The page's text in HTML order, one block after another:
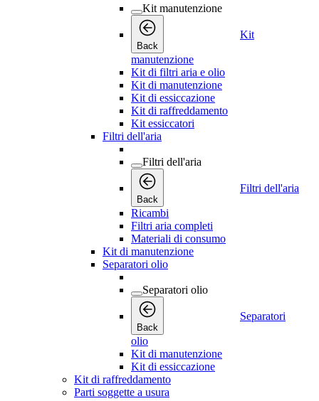
Kit manutenzione
Back
Kit
manutenzione
Kit di filtri aria e olio
Kit di manutenzione
Kit di essiccazione
Kit di raffreddamento
Kit essiccatori
Filtri dell'aria
Filtri dell'aria
Back
Filtri dell'aria
Ricambi
Filtri aria completi
Materiali di consumo
Kit di manutenzione
Separatori olio
Separatori olio
Back
Separatori
olio
Kit di manutenzione
Kit di essiccazione
Kit di raffreddamento
Parti soggette a usura